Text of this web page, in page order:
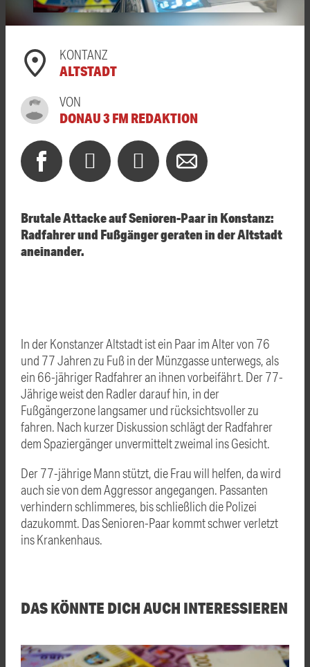
KONTANZ
ALTSTADT
VON
DONAU 3 FM REDAKTION
Brutale Attacke auf Senioren-Paar in Konstanz:
Radfahrer und Fußgänger geraten in der Altstadt
aneinander.
In der Konstanzer Altstadt ist ein Paar im Alter von 76
und 77 Jahren zu Fuß in der Münzgasse unterwegs, als
ein 66-jähriger Radfahrer an ihnen vorbeifährt. Der 77-
Jährige weist den Radler darauf hin, in der
Fußgängerzone langsamer und rücksichtsvoller zu
fahren. Nach kurzer Diskussion schlägt der Radfahrer
dem Spaziergänger unvermittelt zweimal ins Gesicht.
Der 77-jährige Mann stützt, die Frau will helfen, da wird
auch sie von dem Aggressor angegangen. Passanten
verhindern schlimmeres, bis schließlich die Polizei
dazukommt. Das Senioren-Paar kommt schwer verletzt
ins Krankenhaus.
DAS KÖNNTE DICH AUCH INTERESSIEREN